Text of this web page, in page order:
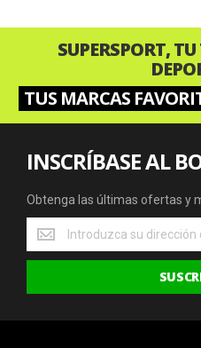
SUPERSPORT,
TUS MARCAS
INSCRÍBASE AL
Obtenga las últimas ofertas y
Obtenga
las
últimas
y